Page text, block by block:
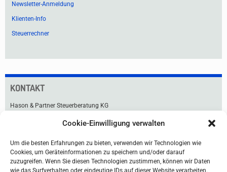
Cookie-Einwilligung verwalten
Um die besten Erfahrungen zu bieten, verwenden wir Technologien wie
Cookies, um Geräteinformationen zu speichern und/oder darauf
zuzugreifen. Wenn Sie diesen Technologien zustimmen, können wir Daten
wie das Surfverhalten oder eindeutige IDs auf dieser Website verarbeiten.
Newsletter-Anmeldung
Klienten-Info
Steuerrechner
KONTAKT
Hason & Partner Steuerberatung KG
Tel +43 1 211 91-0
Fax +43 1 216 99 76
office@hason.at